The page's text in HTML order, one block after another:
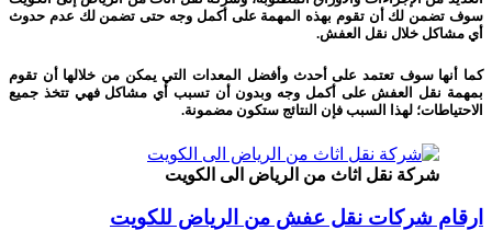
سوف تضمن لك أن تقوم بهذه المهمة على أكمل وجه حتى تضمن لك عدم حدوث
أي مشاكل خلال نقل العفش.
كما أنها سوف تعتمد على أحدث وأفضل المعدات التي يمكن من خلالها أن تقوم
بمهمة نقل العفش على أكمل وجه وبدون أن تسبب أي مشاكل فهي تتخذ جميع
الاحتياطات؛ لهذا السبب فإن النتائج ستكون مضمونة.
شركة نقل اثاث من الرياض الى الكويت
ارقام شركات نقل عفش من الرياض للكويت